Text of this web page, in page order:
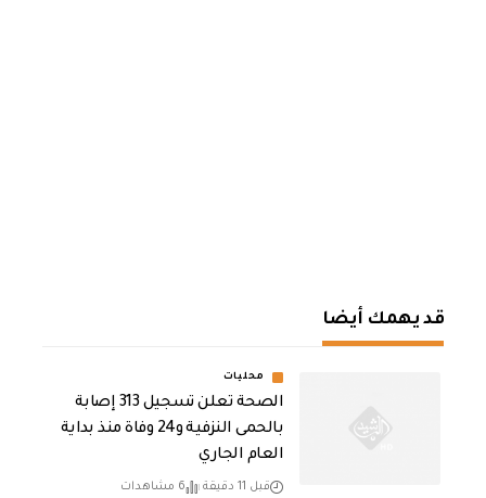
قد يهمك أيضا
محليات
الصحة تعلن تسجيل 313 إصابة
بالحمى النزفية و24 وفاة منذ بداية
العام الجاري
قبل 11 دقيقة 6 مشاهدات